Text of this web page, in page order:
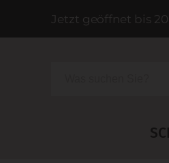
Jetzt geöffnet bis